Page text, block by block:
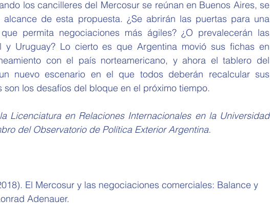
de esta propuesta. ¿Se abrirán las puertas para una
permita negociaciones más ágiles? ¿O prevalecerán las
y Uruguay? Lo cierto es que Argentina movió sus fichas en
con el país norteamericano, y ahora el tablero del
nuevo escenario en el que todos deberán recalcular sus
los desafíos del bloque en el próximo tiempo.
Licenciatura en Relaciones Internacionales en la Universidad
del Observatorio de Política Exterior Argentina.
El Mercosur y las negociaciones comerciales: Balance y
Adenauer.